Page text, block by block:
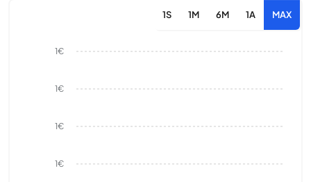
1S 1M 6M 1A MAX
1€
1€
1€
1€